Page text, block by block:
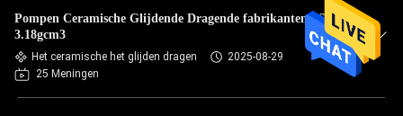
Pompen Ceramische Glijdende Dragende fabrikanten SSiC
3.18gcm3
Het ceramische het glijden dragen
2025-08-29
25 Meningen